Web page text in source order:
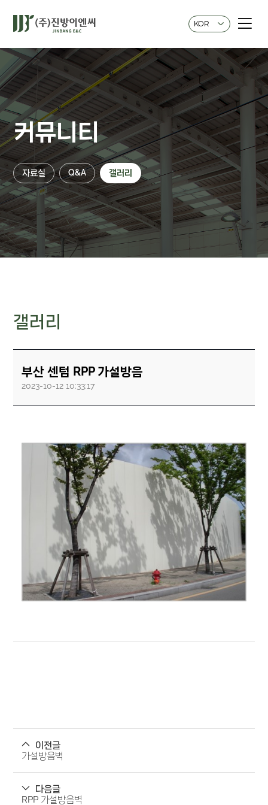
KOR
커뮤니티
자료실 Q&A 갤러리
갤러리
부산 센텀 RPP 가설방음
2023-10-12 10:33:17
이전글
가설방음벽
다음글
RPP 가설방음벽